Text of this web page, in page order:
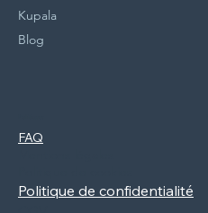
Kupala
Blog
FAQ
Politique de confidentialité